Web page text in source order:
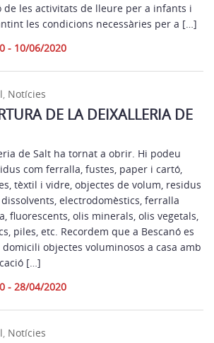
de les activitats de lleure per a infants i
les condicions necessàries per a […]
- 10/06/2020
, Notícies
DE LA DEIXALLERIA DE
de Salt ha tornat a obrir. Hi podeu
com ferralla, fustes, paper i cartó,
tèxtil i vidre, objectes de volum, residus
electrodomèstics, ferralla
fluorescents, olis minerals, olis vegetals,
piles, etc. Recordem que a Bescanó es
objectes voluminosos a casa amb
[…]
- 28/04/2020
, Notícies